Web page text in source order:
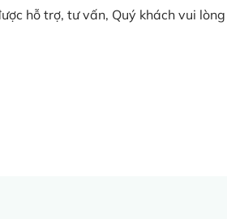
hỗ trợ, tư vấn, Quý khách vui